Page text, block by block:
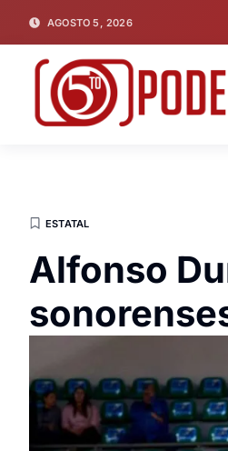
AGOSTO 5, 2026
ESTATAL
Alfonso